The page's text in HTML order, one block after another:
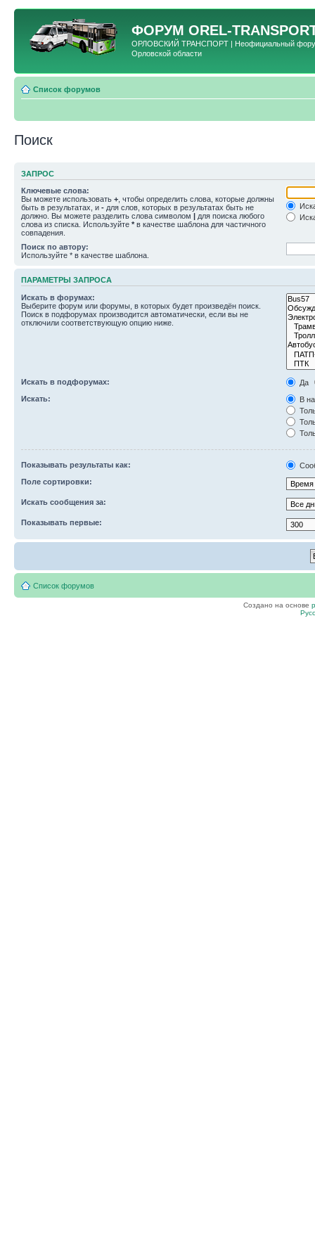
ФОРУМ OREL-
ОРЛОВСКИЙ ТРАНСПОРТ | Неофициальный форум
Орловской области
Список форумов
Поиск
ЗАПРОС
Ключевые слова:
Вы можете использовать + , чтобы определить слова, которые должны
быть в результатах, и - для слов, которых в результатах быть не
должно. Вы можете разделить слова символом | для поиска любого
слова из списка. Используйте * в качестве шаблона для частичного
совпадения.
Поиск по автору:
Используйте * в качестве шаблона.
ПАРАМЕТРЫ ЗАПРОСА
Искать в форумах:
Выберите форум или форумы, в которых будет произведён поиск.
Поиск в подфорумах производится автоматически, если вы не
отключили соответствующую опцию ниже.
Искать в подфорумах:
Да
Искать:
В
Показывать результаты как:
Поле сортировки:
Искать сообщения за:
Показывать первые:
Список форумов
Создано на основе